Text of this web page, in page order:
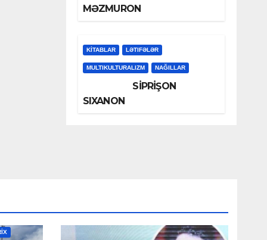
MƏZMURON
KİTABLAR LƏTIFƏLƏR
MULTIKULTURALIZM NAĞILLAR
SİPRİŞON
SIXANON